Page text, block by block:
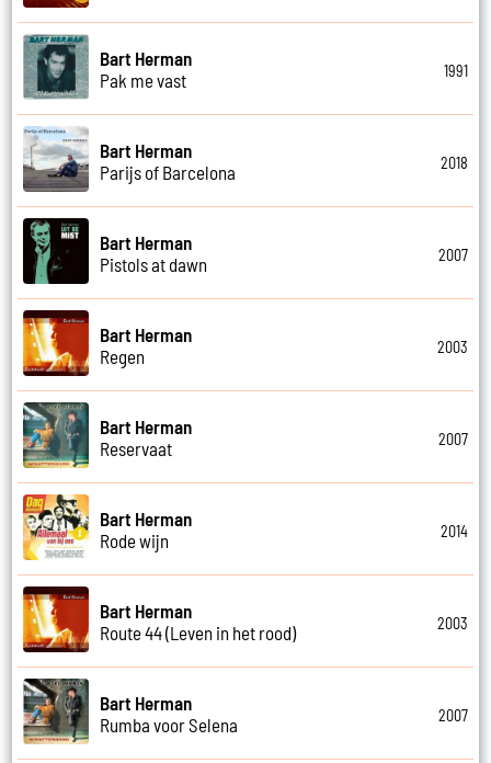
Bart Herman
Pak me vast
1991
Bart Herman
Parijs of Barcelona
2018
Bart Herman
Pistols at dawn
2007
Bart Herman
Regen
2003
Bart Herman
Reservaat
2007
Bart Herman
Rode wijn
2014
Bart Herman
Route 44 (Leven in het rood)
2003
Bart Herman
Rumba voor Selena
2007